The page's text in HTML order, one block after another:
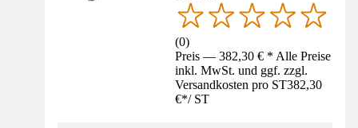
(0)
Preis — 382,30 € * Alle Preise
inkl. MwSt. und ggf. zzgl.
Versandkosten pro ST382,30
€*/ ST